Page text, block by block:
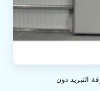
التبريد دون